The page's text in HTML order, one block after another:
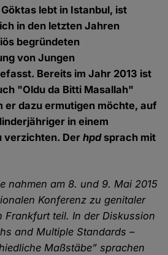
lebt in Istanbul, ist
in den letzten Jahren
begründeten
von Jungen
Bereits im Jahr 2013 ist
"Oldu da Bitti Masallah"
er dazu ermutigen möchte, auf
in einem
verzichten. Derhpdsprach mit
nahmen am 8. und 9. Mai 2015
Konferenz zu genitaler
Frankfurt teil. In der Diskussion
and Multiple Standards –
Maßstäbe” sprachen